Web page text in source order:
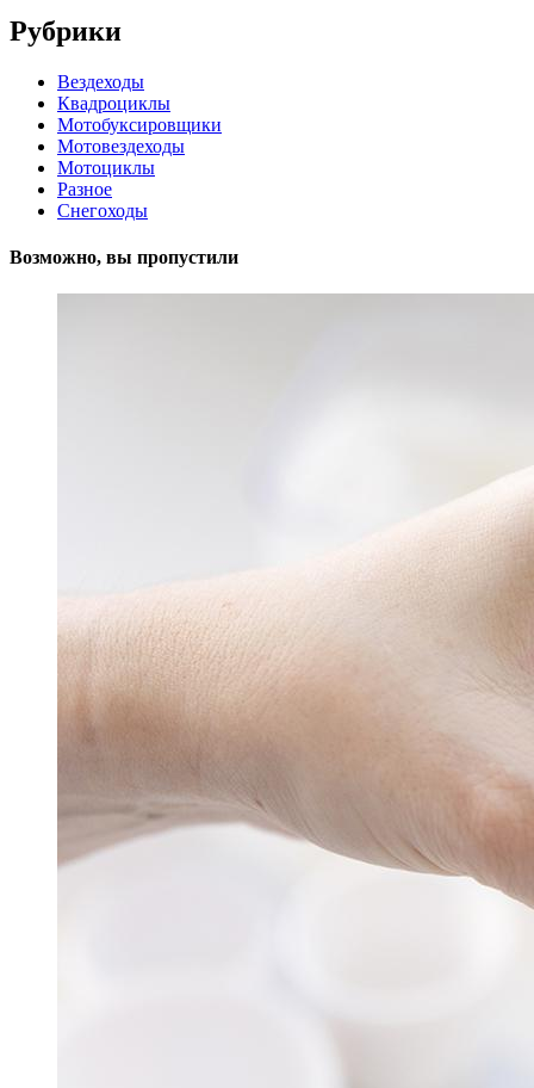
Рубрики
Вездеходы
Квадроциклы
Мотобуксировщики
Мотовездеходы
Мотоциклы
Разное
Снегоходы
Возможно, вы пропустили